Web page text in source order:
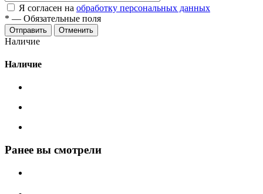
Я согласен на обработку персональных данных
* — Обязательные поля
Отменить
Наличие
Наличие
Ранее вы смотрели